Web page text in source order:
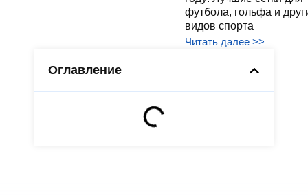
футбола, гольфа и
видов спорта
Читать далее >>
Оглавление